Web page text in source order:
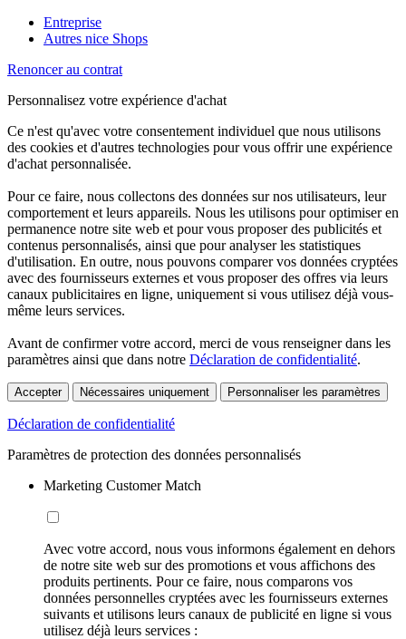
Entreprise
Autres nice Shops
Renoncer au contrat
Personnalisez votre expérience d'achat
Ce n'est qu'avec votre consentement individuel que nous utilisons
des cookies et d'autres technologies pour vous offrir une expérience
d'achat personnalisée.
Pour ce faire, nous collectons des données sur nos utilisateurs, leur
comportement et leurs appareils. Nous les utilisons pour optimiser en
permanence notre site web et pour vous proposer des publicités et
contenus personnalisés, ainsi que pour analyser les statistiques
d'utilisation. En outre, nous pouvons comparer vos données cryptées
avec des fournisseurs externes et vous proposer des offres via leurs
canaux publicitaires en ligne, uniquement si vous utilisez déjà vous-
même leurs services.
Avant de confirmer votre accord, merci de vous renseigner dans les
paramètres ainsi que dans notre Déclaration de confidentialité.
Accepter Nécessaires uniquement Personnaliser les paramètres
Déclaration de confidentialité
Paramètres de protection des données personnalisés
Marketing Customer Match
Avec votre accord, nous vous informons également en dehors
de notre site web sur des promotions et vous affichons des
produits pertinents. Pour ce faire, nous comparons vos
données personnelles cryptées avec les fournisseurs externes
suivants et utilisons leurs canaux de publicité en ligne si vous
utilisez déjà leurs services :